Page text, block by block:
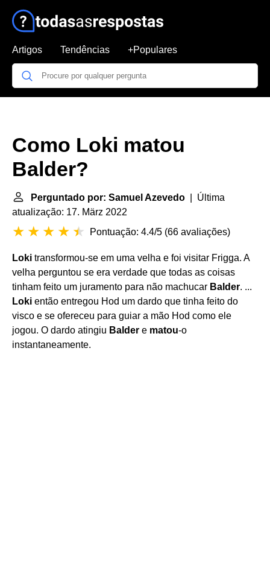
Artigos Tendências +Populares
Como Loki matou
Balder?
Perguntado por: Samuel Azevedo | Última
atualização: 17. März 2022
Pontuação: 4.4/5 (66 avaliações)
Loki transformou-se em uma velha e foi visitar Frigga. A
velha perguntou se era verdade que todas as coisas
tinham feito um juramento para não machucar Balder. ...
Loki então entregou Hod um dardo que tinha feito do
visco e se ofereceu para guiar a mão Hod como ele
jogou. O dardo atingiu Balder e matou-o
instantaneamente.